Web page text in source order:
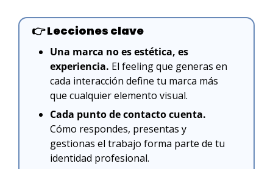
👉 Lecciones clave
Una marca no es estética, es
experiencia. El feeling que generas en
cada interacción define tu marca más
que cualquier elemento visual.
Cada punto de contacto cuenta.
Cómo respondes, presentas y
gestionas el trabajo forma parte de tu
identidad profesional.